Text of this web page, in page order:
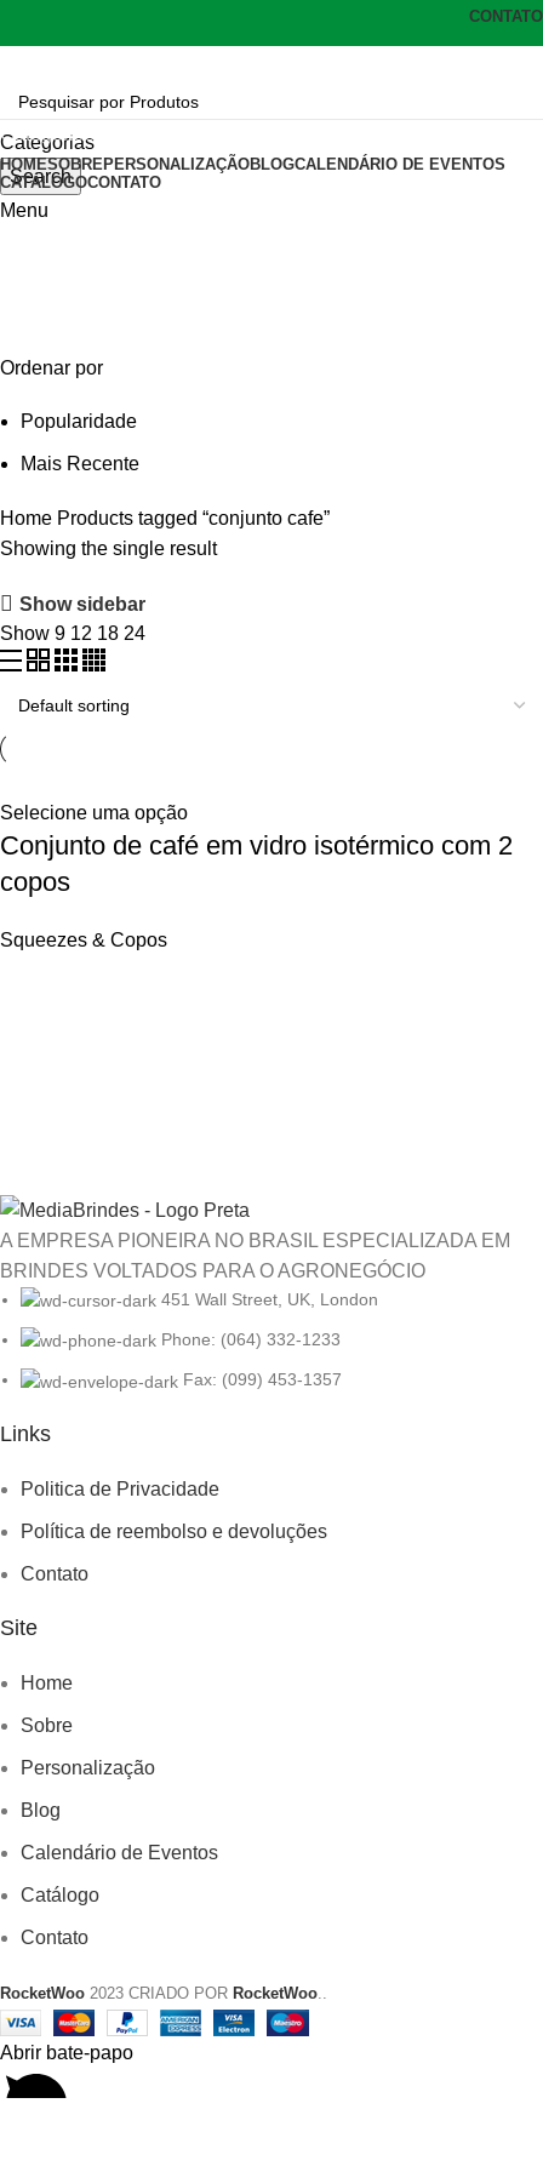
CONTATO
Categorias
Search
Menu
Categorias
HOMESOBREPERSONALIZAÇÃOBLOGCALENDÁRIO DE EVENTOS
CATÁLOGOCONTATO
Ordenar por
Popularidade
Mais Recente
Home Products tagged “conjunto cafe”
Showing the single result
Show sidebar
Show 9 12 18 24
Selecione uma opção
Conjunto de café em vidro isotérmico com 2
copos
Squeezes & Copos
A EMPRESA PIONEIRA NO BRASIL ESPECIALIZADA EM
BRINDES VOLTADOS PARA O AGRONEGÓCIO
451 Wall Street, UK, London
Phone: (064) 332-1233
Fax: (099) 453-1357
Links
MenuPolitica de Privacidade
Política de reembolso e devoluções
Contato
Site
MenuHome
Sobre
Personalização
Blog
Calendário de Eventos
Catálogo
Contato
RocketWoo 2023 CRIADO POR RocketWoo
Abrir bate-papo